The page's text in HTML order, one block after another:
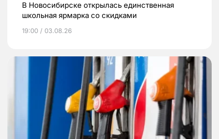
В Новосибирске открылась единственная
школьная ярмарка со скидками
19:00 / 03.08.26